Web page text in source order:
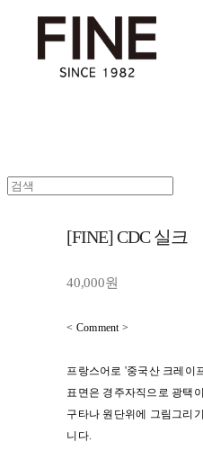
[FINE] CDC 실크
40,000원
< Comment >
프랑스어로 '중국산 크레이
표면은 경주자직으로 광택
구타나 원단위에 그림그리
니다.